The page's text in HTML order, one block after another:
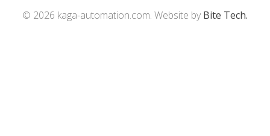
© 2026 kaga-automation.com. Website by Bite Tech.